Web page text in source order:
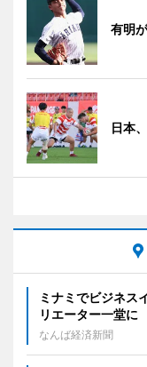
有明
日本
ミナミでビジネス
リエーター一堂に
なんば経済新聞